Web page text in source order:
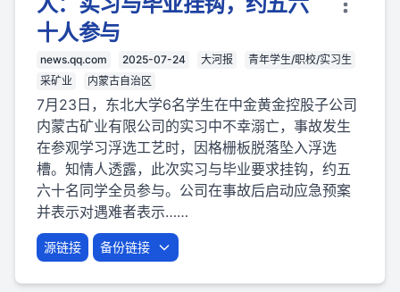
十人参与
news.qq.com 2025-07-24 大河报
青年学生/职校/实习生
采矿业
内蒙古自治区
7月23日，东北大学6名学生在中金黄金控股子公司
内蒙古矿业有限公司的实习中不幸溺亡，事故发生
在参观学习浮选工艺时，因格栅板脱落坠入浮选
槽。知情人透露，此次实习与毕业要求挂钩，约五
六十名同学全员参与。公司在事故后启动应急预案
并表示对遇难者表示……
源链接 备份链接